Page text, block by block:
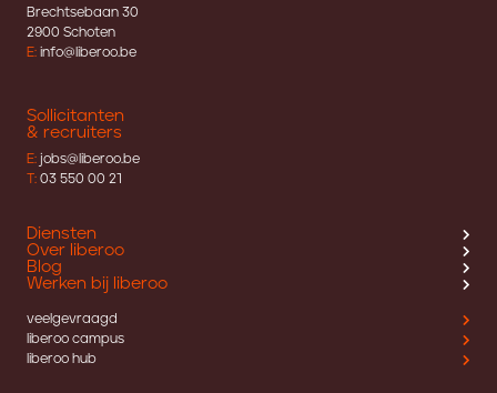
Brechtsebaan 30
2900 Schoten
E: info@liberoo.be
Sollicitanten
& recruiters
E: jobs@liberoo.be
T: 03 550 00 21
Diensten
Over liberoo
Blog
Werken bij liberoo
veelgevraagd
liberoo campus
liberoo hub